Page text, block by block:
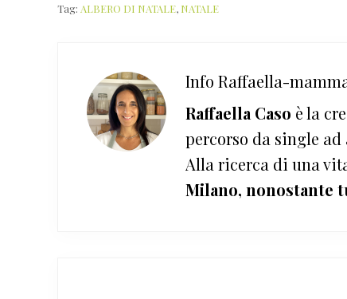
Tag: ALBERO DI NATALE, NATALE
Info Raffaella-
Raffaella Caso è la
percorso da single
Alla ricerca di una
Milano, nonostante